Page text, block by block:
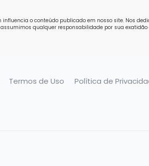
o conteúdo publicado em nosso site. Nos
qualquer responsabilidade por sua exatidão
Termos de Uso Política de